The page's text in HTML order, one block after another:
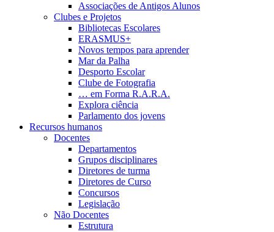
Associações de Antigos Alunos
Clubes e Projetos
Bibliotecas Escolares
ERASMUS+
Novos tempos para aprender
Mar da Palha
Desporto Escolar
Clube de Fotografia
… em Forma R.A.R.A.
Explora ciência
Parlamento dos jovens
Recursos humanos
Docentes
Departamentos
Grupos disciplinares
Diretores de turma
Diretores de Curso
Concursos
Legislação
Não Docentes
Estrutura